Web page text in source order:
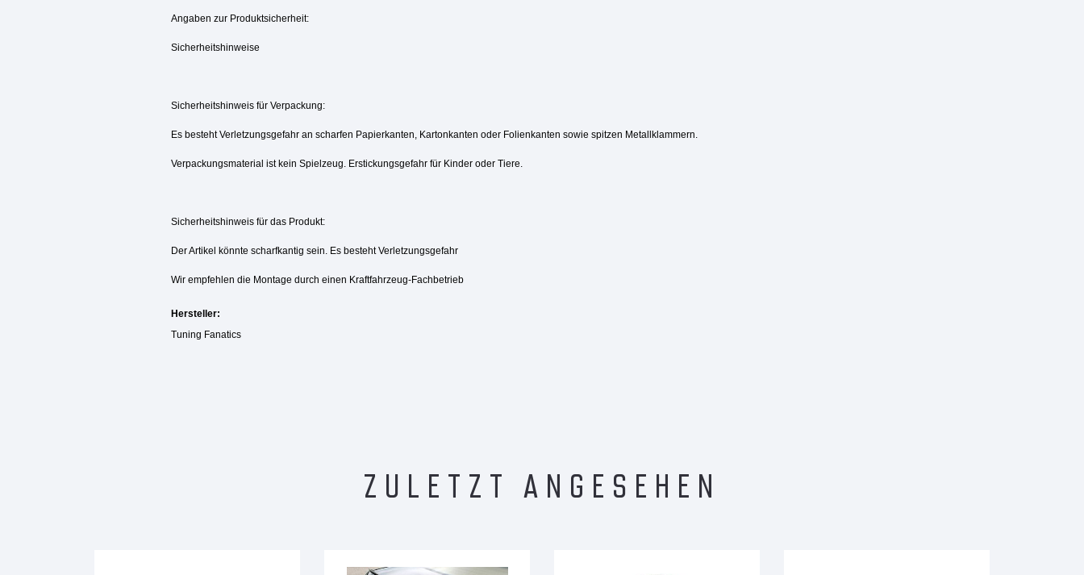
Angaben zur Produktsicherheit:
Sicherheitshinweise
Sicherheitshinweis für Verpackung:
Es besteht Verletzungsgefahr an scharfen Papierkanten, Kartonkanten oder Folienkanten sowie spitzen Metallklammern.
Verpackungsmaterial ist kein Spielzeug. Erstickungsgefahr für Kinder oder Tiere.
Sicherheitshinweis für das Produkt:
Der Artikel könnte scharfkantig sein. Es besteht Verletzungsgefahr
Wir empfehlen die Montage durch einen Kraftfahrzeug-Fachbetrieb
Hersteller:
Tuning Fanatics
ZULETZT ANGESEHEN